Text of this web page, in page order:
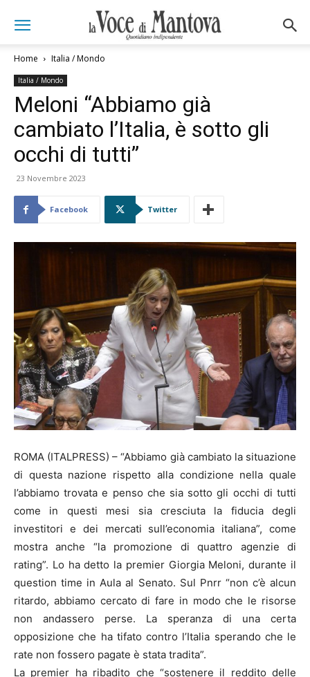
Home Italia / Mondo
Italia / Mondo
Meloni “Abbiamo già
cambiato l’Italia, è sotto gli
occhi di tutti”
23 Novembre 2023
Facebook Twitter
ROMA (ITALPRESS) – “Abbiamo già cambiato la situazione
di questa nazione rispetto alla condizione nella quale
l’abbiamo trovata e penso che sia sotto gli occhi di tutti
come in questi mesi sia cresciuta la fiducia degli
investitori e dei mercati sull’economia italiana”, come
mostra anche “la promozione di quattro agenzie di
rating”. Lo ha detto la premier Giorgia Meloni, durante il
question time in Aula al Senato. Sul Pnrr “non c’è alcun
ritardo, abbiamo cercato di fare in modo che le risorse
non andassero perse. La speranza di una certa
opposizione che ha tifato contro l’Italia sperando che le
rate non fossero pagate è stata tradita”.
La premier ha ribadito che “sostenere il reddito delle